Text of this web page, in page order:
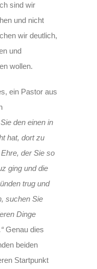
sind wir
und nicht
wir deutlich,
und
wollen.
ein Pastor aus
den einen in
hat, dort zu
der Sie so
ging und die
trug und
suchen Sie
Dinge
Genau dies
beiden
Startpunkt